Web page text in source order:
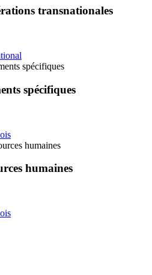
transnationales
spécifiques
spécifiques
humaines
humaines